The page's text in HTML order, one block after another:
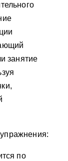
занятие
по